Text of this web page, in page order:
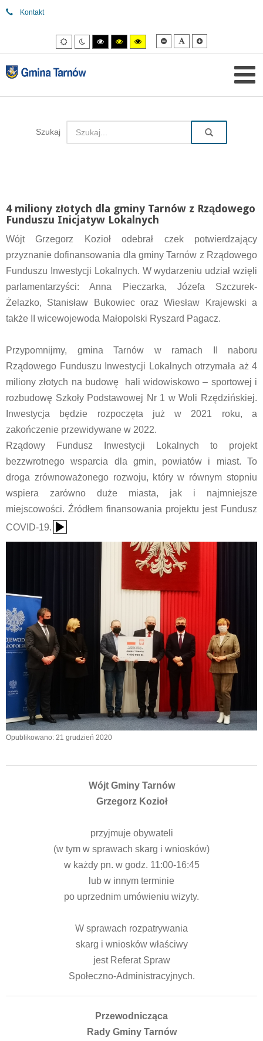
Kontakt
Tryb
domyślny
Tryb
nocny
Tryb
wysokiego
kontrastu
Tryb
wysokiego
kontrastu
Tryb
wysokiego
kontrastu
Mniejsza
czcionka
Domyślna
czcionka
Szukaj
4 miliony złotych dla gminy Tarnów z Rządowego
Funduszu Inicjatyw Lokalnych
Wójt Grzegorz Kozioł odebrał czek potwierdzający
przyznanie dofinansowania dla gminy Tarnów z Rządowego
Funduszu Inwestycji Lokalnych. W wydarzeniu udział wzięli
parlamentarzyści: Anna Pieczarka, Józefa Szczurek-
Żelazko, Stanisław Bukowiec oraz Wiesław Krajewski a
także II wicewojewoda Małopolski Ryszard Pagacz.
Przypomnijmy, gmina Tarnów w ramach II naboru
Rządowego Funduszu Inwestycji Lokalnych otrzymała aż 4
miliony złotych na budowę hali widowiskowo – sportowej i
rozbudowę Szkoły Podstawowej Nr 1 w Woli Rzędzińskiej.
Inwestycja będzie rozpoczęta już w 2021 roku, a
zakończenie przewidywane w 2022.
Rządowy Fundusz Inwestycji Lokalnych to projekt
bezzwrotnego wsparcia dla gmin, powiatów i miast. To
droga zrównoważonego rozwoju, który w równym stopniu
wspiera zarówno duże miasta, jak i najmniejsze
miejscowości. Źródłem finansowania projektu jest Fundusz
COVID-19.
{Play}
Opublikowano: 21 grudzień 2020
Wójt Gminy Tarnów
Grzegorz Kozioł
przyjmuje obywateli
(w tym w sprawach skarg i wniosków)
w każdy pn. w godz. 11:00-16:45
lub w innym terminie
po uprzednim umówieniu wizyty.
W sprawach rozpatrywania
skarg i wniosków właściwy
jest Referat Spraw
Społeczno-Administracyjnych.
Przewodnicząca
Rady Gminy Tarnów